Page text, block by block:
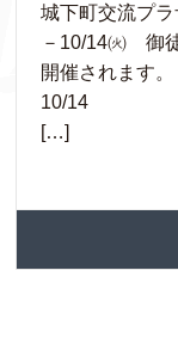
城下町交流プ
－10/14㈫ 御
開催されま
10/14
[…]